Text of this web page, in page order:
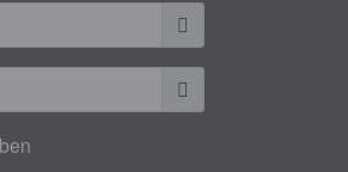
Benutzername
Anzeigen